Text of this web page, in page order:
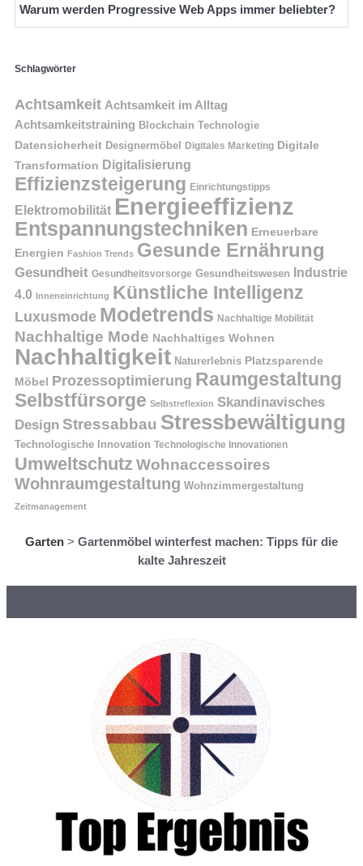
Warum werden Progressive Web Apps immer beliebter?
Schlagwörter
Achtsamkeit Achtsamkeit im Alltag
Achtsamkeitstraining Blockchain Technologie
Datensicherheit Designermöbel Digitales Marketing Digitale
Transformation Digitalisierung
Effizienzsteigerung Einrichtungstipps
Elektromobilität Energieeffizienz
Entspannungstechniken Erneuerbare
Energien Fashion Trends Gesunde Ernährung
Gesundheit Gesundheitsvorsorge Gesundheitswesen Industrie
4.0 Inneneinrichtung Künstliche Intelligenz
Luxusmode Modetrends Nachhaltige Mobilität
Nachhaltige Mode Nachhaltiges Wohnen
Nachhaltigkeit Naturerlebnis Platzsparende
Möbel
Prozessoptimierung Raumgestaltung
Selbstfürsorge Selbstreflexion Skandinavisches
Design Stressabbau Stressbewältigung
Technologische Innovation Technologische Innovationen
Umweltschutz Wohnaccessoires
Wohnraumgestaltung Wohnzimmergestaltung
Zeitmanagement
Garten > Gartenmöbel winterfest machen: Tipps für die
kalte Jahreszeit